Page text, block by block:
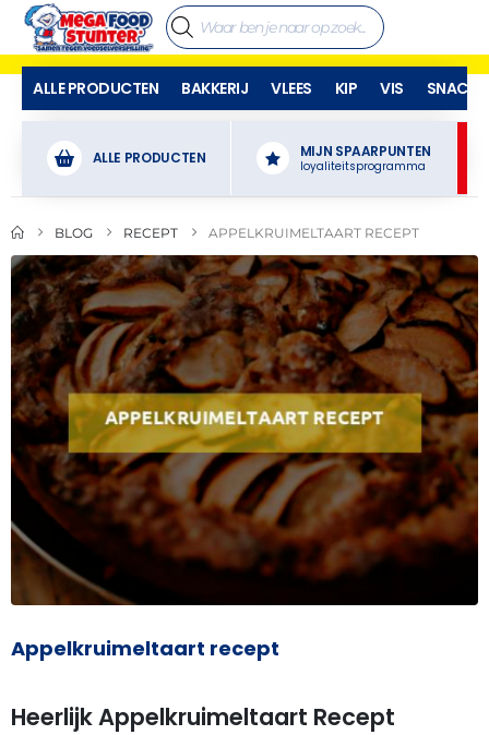
ALLE PRODUCTEN BAKKERIJ VLEES KIP VIS SNACKS
ALLE PRODUCTEN MIJN SPAARPUNTEN
loyaliteitsprogramma
BLOG RECEPT APPELKRUIMELTAART RECEPT
Appelkruimeltaart recept
Heerlijk Appelkruimeltaart Recept